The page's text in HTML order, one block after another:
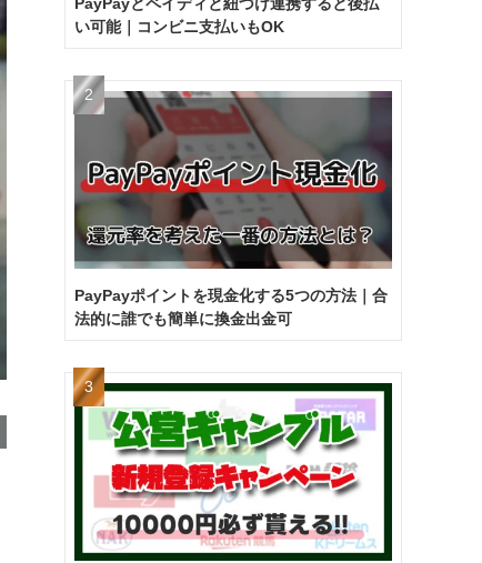
い可能｜コンビニ支払いもOK
PayPayポイントを現金化する5つの方法｜合
法的に誰でも簡単に換金出金可